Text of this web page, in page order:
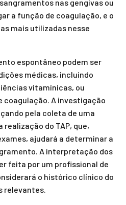
nas gengivas ou
a função de coagulação, e o
mais utilizadas nesse
espontâneo podem ser
médicas, incluindo
vitamínicas, ou
A investigação
pela coleta de uma
realização do TAP, que,
ajudará a determinar a
A interpretação dos
feita por um profissional de
o histórico clínico do
relevantes.